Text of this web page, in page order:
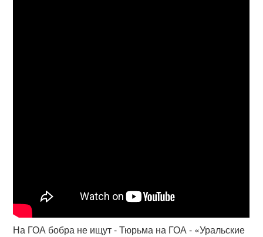
На ГОА бобра не ищут - Тюрьма на ГОА - «Уральские